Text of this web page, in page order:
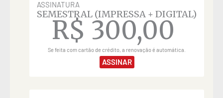
ASSINATURA
SEMESTRAL (IMPRESSA + DIGITAL)
R$ 300,00
Se feita com cartão de crédito, a renovação é automática.
ASSINAR